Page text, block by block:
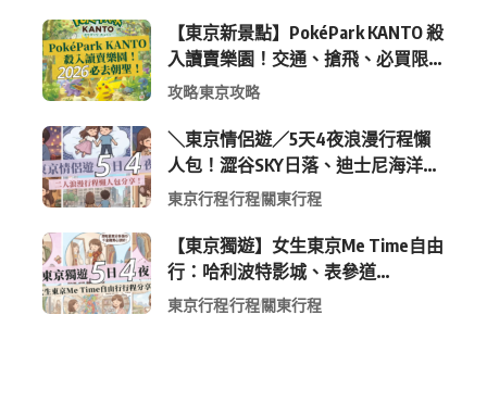
【東京新景點】PokéPark KANTO 殺
入讀賣樂園！交通、搶飛、必買限
定周邊全攻略
攻略東京攻略
＼東京情侶遊／5天4夜浪漫行程懶
人包！澀谷SKY日落、迪士尼海洋、
中目黑高質感咖啡廳全收錄
東京行程行程關東行程
【東京獨遊】女生東京Me Time自由
行：哈利波特影城、表參道
Shopping 與下北澤尋寶5日4夜慢活
東京行程行程關東行程